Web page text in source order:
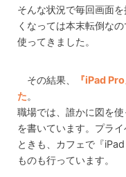
そんな状況で毎回画面
くなっては本末転倒な
使ってきました。
その結果、
『iPad
た。
職場では、誰かに図を
を書いています。プラ
ときも、カフェで『
ものも行っています。